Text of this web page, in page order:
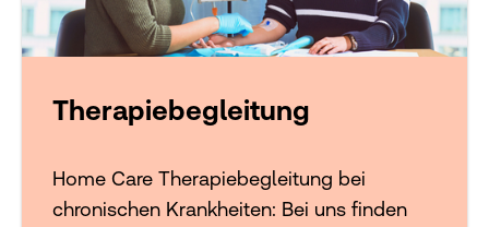
Therapiebegleitung
Home Care Therapiebegleitung bei
chronischen Krankheiten: Bei uns finden